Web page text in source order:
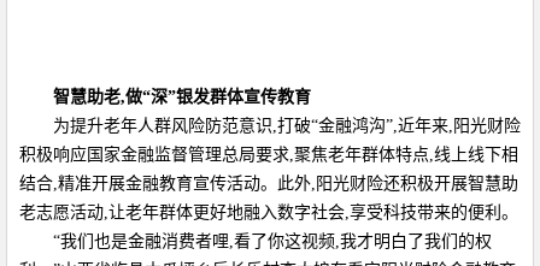
智慧助老,做“深”银发群体宣传教育
为提升老年人群风险防范意识,打破“金融鸿沟”,近年来,阳光财险
积极响应国家金融监督管理总局要求,聚焦老年群体特点,线上线下相
结合,精准开展金融教育宣传活动。此外,阳光财险还积极开展智慧助
老志愿活动,让老年群体更好地融入数字社会,享受科技带来的便利。
“我们也是金融消费者哩,看了你这视频,我才明白了我们的权